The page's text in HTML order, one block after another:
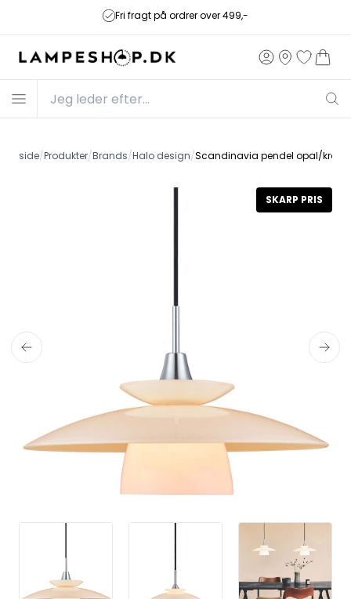
Fri fragt på ordrer over 499,-
Forside/Produkter/Brands/Halo design/Scandinavia pendel opal/krom
SKARP PRIS